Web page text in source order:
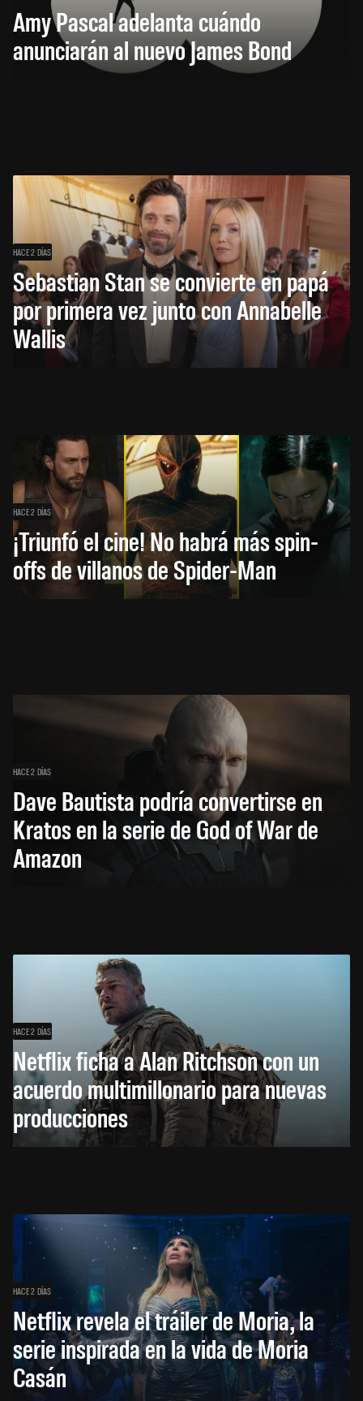
Amy Pascal adelanta cuándo
anunciarán al nuevo James Bond
HACE 2 DÍAS
Sebastian Stan se convierte en papá
por primera vez junto con Annabelle
Wallis
HACE 2 DÍAS
¡Triunfó el cine! No habrá más spin-
offs de villanos de Spider-Man
HACE 2 DÍAS
Dave Bautista podría convertirse en
Kratos en la serie de God of War de
Amazon
HACE 2 DÍAS
Netflix ficha a Alan Ritchson con un
acuerdo multimillonario para nuevas
producciones
HACE 2 DÍAS
Netflix revela el tráiler de Moria, la
serie inspirada en la vida de Moria
Casán